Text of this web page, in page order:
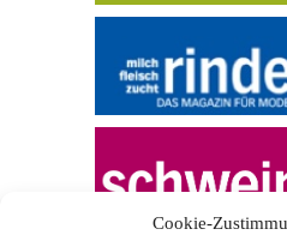
Cookie-